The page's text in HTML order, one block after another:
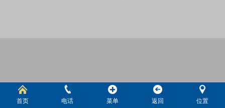
首页 电话 菜单 返回 位置